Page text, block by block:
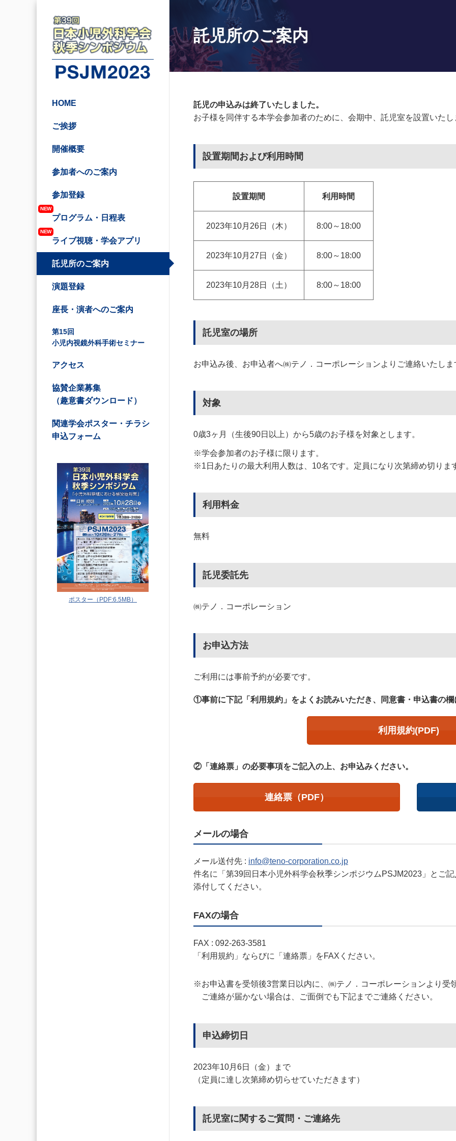
HOME
ご挨拶
開催概要
参加者へのご案内
参加登録
NEW
プログラム・日程表
NEW
ライブ視聴・学会アプリ
託児所のご案内
演題登録
座長・演者へのご案内
第15回
小児内視鏡外科手術セミナー
アクセス
協賛企業募集
（趣意書ダウンロード）
関連学会ポスター・チラシ
申込フォーム
ポスター（PDF:6.5MB）
託児所のご案内
託児の申込みは終了いたしました。
お子様を同伴する本学会参加者のために、会期中、託児室を設置いたし
設置期間および利用時間
設置期間 利用時間
2023年10月26日（木） 8:00～18:00
2023年10月27日（金） 8:00～18:00
2023年10月28日（土） 8:00～18:00
託児室の場所
お申込み後、お申込者へ㈱テノ．コーポレーションよりご連絡いたしま
対象
0歳3ヶ月（生後90日以上）から5歳のお子様を対象とします。
※学会参加者のお子様に限ります。
※1日あたりの最大利用人数は、10名です。定員になり次第締め切りま
利用料金
無料
託児委託先
㈱テノ．コーポレーション
お申込方法
ご利用には事前予約が必要です。
①事前に下記「利用規約」をよくお読みいただき、同意書・申込書の
利用規約(PDF)
②「連絡票」の必要事項をご記入の上、お申込みください。
連絡票（PDF）
メールの場合
メール送付先 : info@teno-corporation.co.jp
件名に「第39回日本小児外科学会秋季シンポジウムPSJM2023」とご
添付してください。
FAXの場合
FAX : 092-263-3581
「利用規約」ならびに「連絡票」をFAXください。
※お申込書を受領後3営業日以内に、㈱テノ．コーポレーションより受
ご連絡が届かない場合は、ご面倒でも下記までご連絡ください。
申込締切日
2023年10月6日（金）まで
（定員に達し次第締め切らせていただきます）
託児室に関するご質問・ご連絡先